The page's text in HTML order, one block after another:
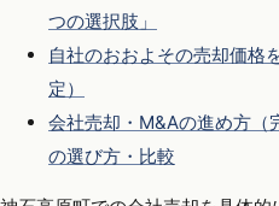
つの選択肢」
自社のおおよその売却価格
定）
会社売却・M&Aの進め方（
の選び方・比較